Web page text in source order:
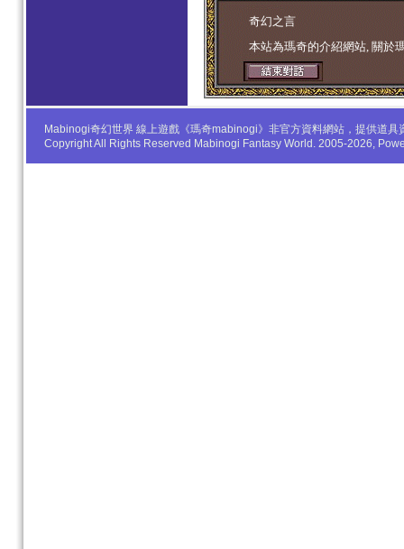
学生妹 奇幻之言
本站為瑪奇的介紹網站, 關於
Mabinogi奇幻世界 線上遊戲《瑪奇mabinogi》非官方資料網站，提供道
Copyright All Rights Reserved Mabinogi Fantasy World. 2005-2026,